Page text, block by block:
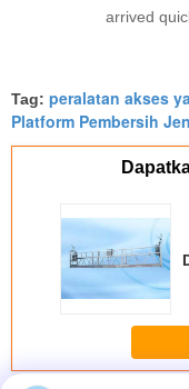
arrived
Tag: peralatan akses
Platform Pembersih